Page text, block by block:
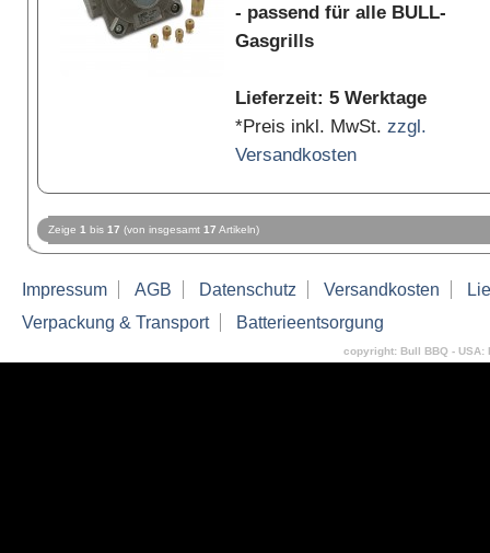
- passend für alle BULL-
Gasgrills
Lieferzeit: 5 Werktage
*Preis inkl. MwSt. zzgl.
Versandkosten
Zeige 1 bis 17 (von insgesamt 17 Artikeln)
Impressum AGB Datenschutz Versandkosten
Verpackung & Transport
Batterieentsorgung
copyright: Bull BBQ -